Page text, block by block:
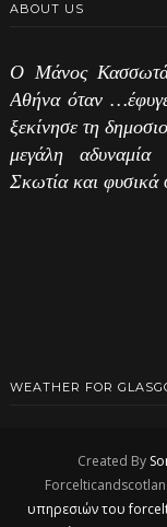
ABOUT US
Ο Μάνος
Αθήνα όταν
ξεκίνησε τη
μεγάλη
Σκωτία και φυσικά
WEATHER FOR
Created By
υπηρεσιών του